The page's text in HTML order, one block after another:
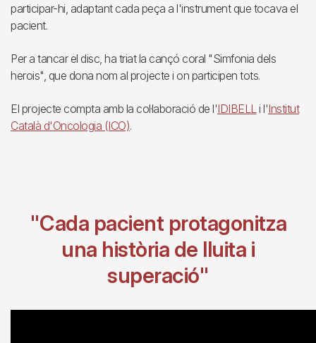
participar-hi, adaptant cada peça a l'instrument que tocava el
pacient.
Per a tancar el disc, ha triat la cançó coral "Simfonia dels
herois", que dona nom al projecte i on participen tots.
El projecte compta amb la col·laboració de l'IDIBELL i l'Institut
Català d'Oncologia (ICO).
"Cada pacient protagonitza
una història de lluita i
superació"